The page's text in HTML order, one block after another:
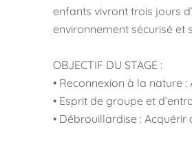
enfants vivront trois jours
environnement sécurisé et
OBJECTIF DU STAGE :
• Reconnexion à la nature
• Esprit de groupe et
• Débrouillardise :